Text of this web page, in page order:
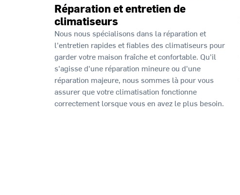
Réparation et entretien de
climatiseurs
Nous nous spécialisons dans la réparation et
l'entretien rapides et fiables des climatiseurs pour
garder votre maison fraîche et confortable. Qu'il
s'agisse d'une réparation mineure ou d'une
réparation majeure, nous sommes là pour vous
assurer que votre climatisation fonctionne
correctement lorsque vous en avez le plus besoin.